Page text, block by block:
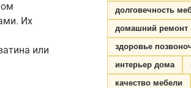
Их
или
долговечность
домашний ремонт
здоровье
интерьер дома
качество мебели